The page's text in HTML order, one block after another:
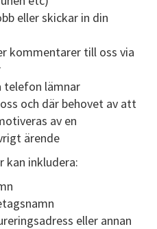
eller skickar in din
kommentarer till oss via
telefon lämnar
och där behovet av att
av en
ärende
kan inkludera:
eller annan